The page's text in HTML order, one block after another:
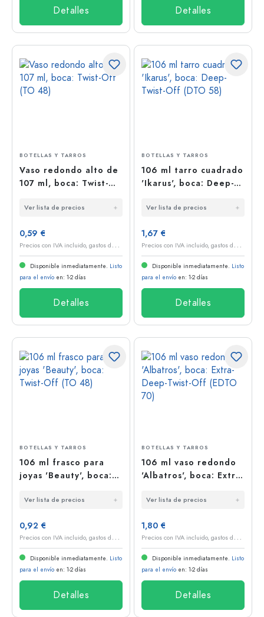
Detalles Detalles
BOTELLAS Y TARROS
Vaso redondo alto de
107 ml, boca: Twist-
Ver lista de precios
0,59 €
P
recios con IVA incluido, gastos de envío excluidos
Disponible inmediatamente. Listo
para el envío en: 1-2 días
Detalles
BOTELLAS Y TARROS
106 ml tarro cuadrado
'Ikarus', boca: Deep-
Ver lista de precios
1,67 €
P
recios con IVA incluido, gastos de envío excluidos
Disponible inmediatamente. Listo
para el envío en: 1-2 días
Detalles
BOTELLAS Y TARROS
106 ml frasco para
joyas 'Beauty', boca:
Ver lista de precios
0,92 €
P
recios con IVA incluido, gastos de envío excluidos
Disponible inmediatamente. Listo
para el envío en: 1-2 días
Detalles
BOTELLAS Y TARROS
106 ml vaso redondo
'Albatros', boca: Extra-
70)
Ver lista de precios
1,80 €
P
recios con IVA incluido, gastos de envío excluidos
Disponible inmediatamente. Listo
para el envío en: 1-2 días
Detalles